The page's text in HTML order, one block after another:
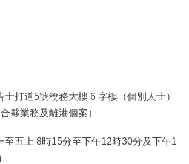
打道5號稅務大樓 6 字樓（個別人士）
夥業務及離港個案）
至五上 8時15分至下午12時30分及下午1